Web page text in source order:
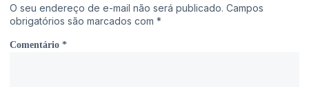
O seu endereço de e-mail não será publicado. Campos
obrigatórios são marcados com *
Comentário *